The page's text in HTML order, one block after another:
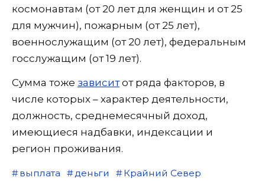
космонавтам (от 20 лет для женщин и от 25
для мужчин), пожарным (от 25 лет),
военнослужащим (от 20 лет), федеральным
госслужащим (от 19 лет).
Сумма тоже зависитот ряда факторов, в
числе которых – характер деятельности,
должность, среднемесячный доход,
имеющиеся надбавки, индексации и
регион проживания.
выплата деньги
Крайний Север